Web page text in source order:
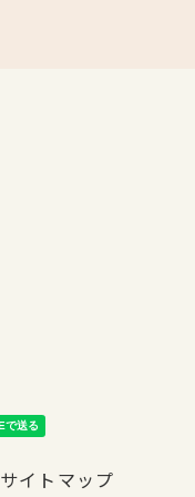
サイトマップ